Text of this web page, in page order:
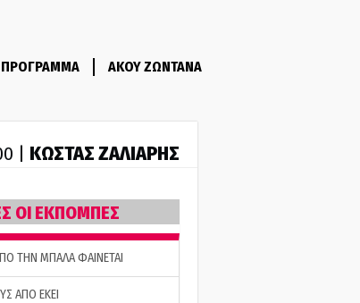
ΠΡΟΓΡΑΜΜΑ ΑΚΟΥ ΖΩΝΤΑΝΑ
| ΚΩΣΤΑΣ ΖΑΛΙΑΡΗΣ
ΟΙ ΕΚΠΟΜΠΕΣ
ΤΗΝ ΜΠΑΛΑ ΦΑΙΝΕΤΑΙ
ΑΠΟ ΕΚΕΙ